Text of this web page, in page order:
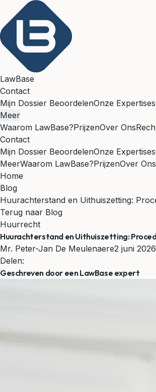
LawBase
Contact
Mijn Dossier BeoordelenOnze Expertises
Meer
Waarom LawBase?PrijzenOver Ons
Contact
Mijn Dossier BeoordelenOnze Expertises
MeerWaarom LawBase?PrijzenOver Ons
Home
Blog
Huurachterstand en Uithuiszetting:
Terug naar Blog
Huurrecht
Huurachterstand en Uithuiszetting:
Mr. Peter-Jan De Meulenaere2 juni 2026
Delen:
Geschreven door een LawBase expert